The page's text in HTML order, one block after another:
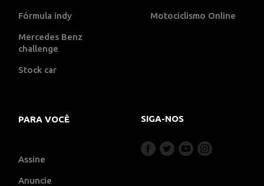
Fórmula indy
Mercedes Benz
challenge
Stock car
Motociclismo Online
PARA VOCÊ
Assine
Anuncie
SIGA-NOS